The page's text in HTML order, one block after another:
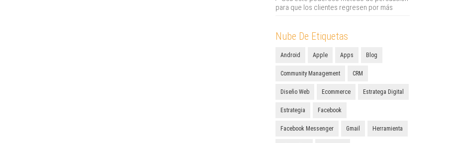
para que los clientes regresen por más
Nube De Etiquetas
Android Apple Apps Blog
Community Management CRM
Diseño Web Ecommerce Estratega Digital
Estrategia Facebook
Facebook Messenger Gmail Herramienta